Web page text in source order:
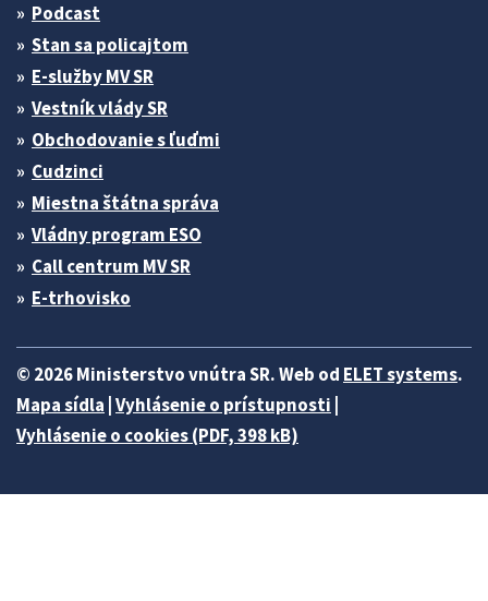
Podcast
Stan sa policajtom
E-služby MV SR
Vestník vlády SR
Obchodovanie s ľuďmi
Cudzinci
Miestna štátna správa
Vládny program ESO
Call centrum MV SR
E-trhovisko
© 2026 Ministerstvo vnútra SR. Web od ELET systems.
Mapa sídla Vyhlásenie o prístupnosti
Vyhlásenie o cookies (PDF, 398 kB)